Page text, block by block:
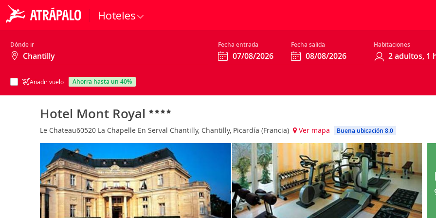
Hoteles
Dónde ir Fecha entrada Fecha salida Habitaciones
Añadir vuelo ahorra hasta un 40%
Hotel Mont Royal
Le Chateau60520 La Chapelle En Serval Chantilly, Chantilly, Picardía (Francia) Ver mapa Buena ubicación 8.0